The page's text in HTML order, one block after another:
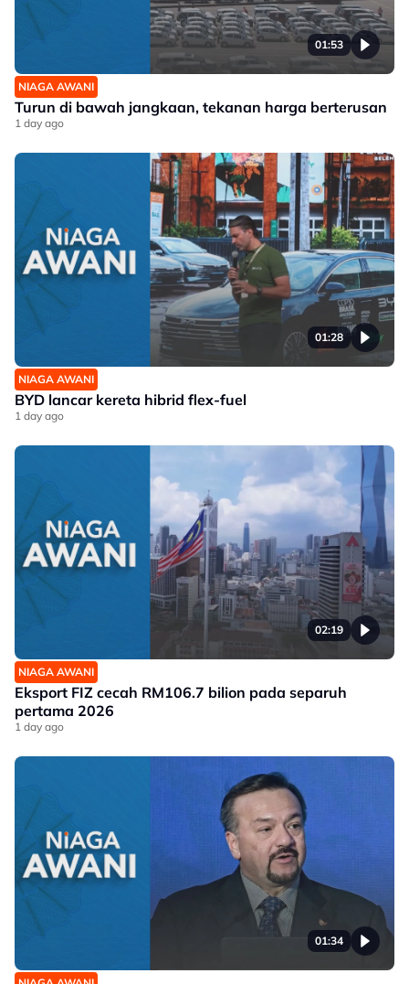
01:53
NIAGA AWANI
Turun di bawah jangkaan, tekanan harga berterusan
1 day ago
01:28
NIAGA AWANI
BYD lancar kereta hibrid flex-fuel
1 day ago
02:19
NIAGA AWANI
Eksport FIZ cecah RM106.7 bilion pada separuh
pertama 2026
1 day ago
01:34